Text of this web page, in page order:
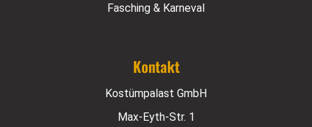
Fasching & Karneval
Kontakt
Kostümpalast GmbH
Max-Eyth-Str. 1